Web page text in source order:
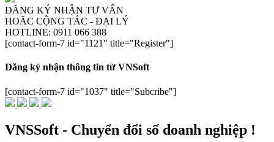
ĐĂNG KÝ NHẬN TƯ VẤN
HOẶC CỘNG TÁC - ĐẠI LÝ
HOTLINE: 0911 066 388
[contact-form-7 id="1121" title="Register"]
Đăng ký nhận thông tin từ VNSoft
[contact-form-7 id="1037" title="Subcribe"]
VNSSoft - Chuyển đổi số doanh nghiệp !